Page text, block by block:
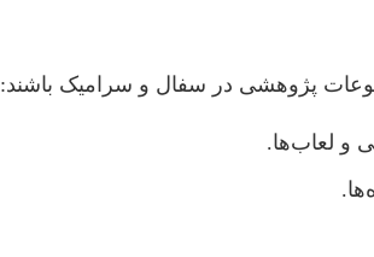
پژوهشی در سفال و سرامیک باشند:
و لعاب‌ها.